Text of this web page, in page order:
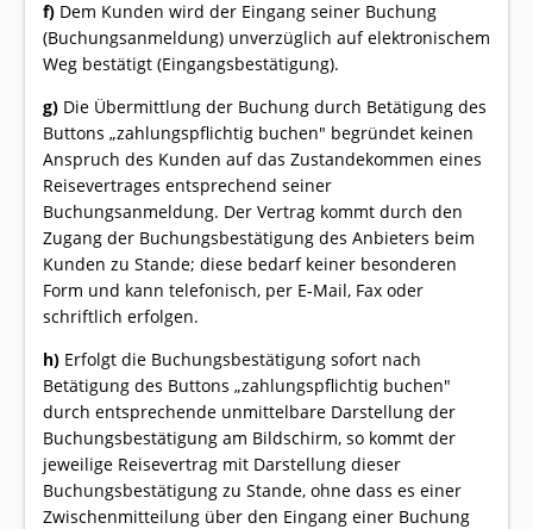
f) Dem Kunden wird der Eingang seiner Buchung
(Buchungsanmeldung) unverzüglich auf elektronischem
Weg bestätigt (Eingangsbestätigung).
g) Die Übermittlung der Buchung durch Betätigung des
Buttons „zahlungspflichtig buchen" begründet keinen
Anspruch des Kunden auf das Zustandekommen eines
Reisevertrages entsprechend seiner
Buchungsanmeldung. Der Vertrag kommt durch den
Zugang der Buchungsbestätigung des Anbieters beim
Kunden zu Stande; diese bedarf keiner besonderen
Form und kann telefonisch, per E-Mail, Fax oder
schriftlich erfolgen.
h) Erfolgt die Buchungsbestätigung sofort nach
Betätigung des Buttons „zahlungspflichtig buchen"
durch entsprechende unmittelbare Darstellung der
Buchungsbestätigung am Bildschirm, so kommt der
jeweilige Reisevertrag mit Darstellung dieser
Buchungsbestätigung zu Stande, ohne dass es einer
Zwischenmitteilung über den Eingang einer Buchung